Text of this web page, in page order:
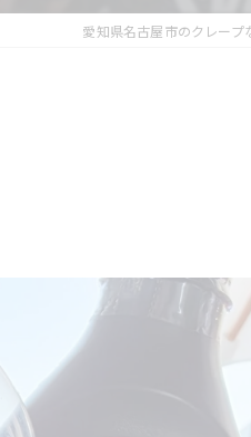
愛知県名古屋市のクレープ